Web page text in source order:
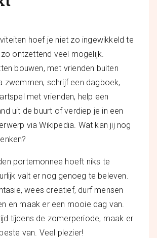
hoef je niet zo ingewikkeld te
zo ontzettend veel mogelijk.
bouwen, met vrienden buiten
zwemmen, schrijf een dagboek,
met vrienden, help een
uit de buurt of verdiep je in een
via Wikipedia. Wat kan jij nog
portemonnee hoeft niks te
valt er nog genoeg te beleven.
wees creatief, durf mensen
en maak er een mooie dag van.
tijdens de zomerperiode, maak er
van. Veel plezier!